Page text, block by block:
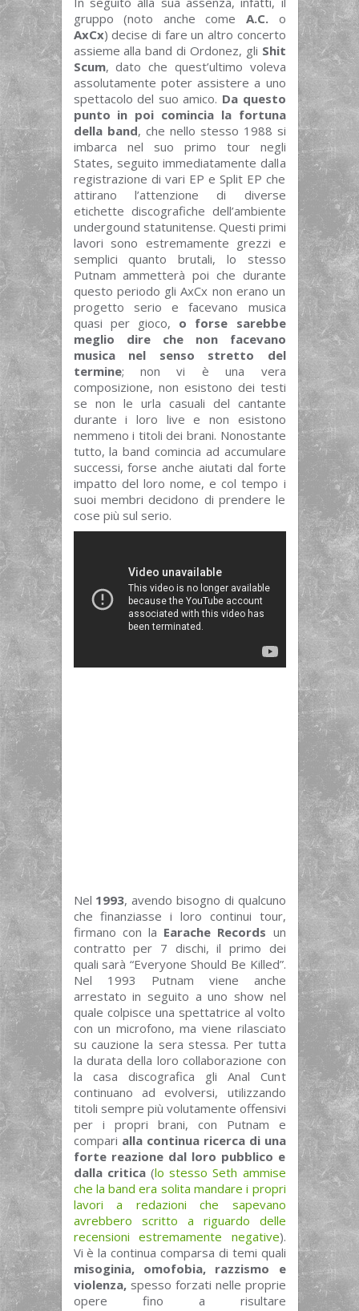
gruppo (noto anche come A.C.o
AxCx) decise di fare un altro concerto
assieme alla band di Ordonez, gli Shit
Scum, dato che quest’ultimo voleva
assolutamente poter assistere a uno
spettacolo del suo amico. Da questo
punto in poi comincia la fortuna
della band, che nello stesso 1988 si
imbarca nel suo primo tour negli
States, seguito immediatamente dalla
registrazione di vari EP e Split EP che
attirano l’attenzione di diverse
etichette discografiche dell’ambiente
undergound statunitense. Questi primi
lavori sono estremamente grezzi e
semplici quanto brutali, lo stesso
Putnam ammetterà poi che durante
questo periodo gli AxCx non erano un
progetto serio e facevano musica
quasi per gioco, o forse sarebbe
meglio dire che non facevano
musica nel senso stretto del
termine; non vi è una vera
composizione, non esistono dei testi
se non le urla casuali del cantante
durante i loro live e non esistono
nemmeno i titoli dei brani. Nonostante
tutto, la band comincia ad accumulare
successi, forse anche aiutati dal forte
impatto del loro nome, e col tempo i
suoi membri decidono di prendere le
cose più sul serio.
Nel 1993, avendo bisogno di qualcuno
che finanziasse i loro continui tour,
firmano con la Earache Records un
contratto per 7 dischi, il primo dei
quali sarà “Everyone Should Be Killed”.
Nel 1993 Putnam viene anche
arrestato in seguito a uno show nel
quale colpisce una spettatrice al volto
con un microfono, ma viene rilasciato
su cauzione la sera stessa. Per tutta
la durata della loro collaborazione con
la casa discografica gli Anal Cunt
continuano ad evolversi, utilizzando
titoli sempre più volutamente offensivi
per i propri brani, con Putnam e
compari alla continua ricerca di una
forte reazione dal loro pubblico e
dalla critica(lo stesso Seth ammise
che la band era solita mandare i propri
lavori a redazioni che sapevano
avrebbero scritto a riguardo delle
recensioni estremamente negative).
Vi è la continua comparsa di temi quali
misoginia, omofobia, razzismo e
violenza,spesso forzati nelle proprie
opere fino a risultare